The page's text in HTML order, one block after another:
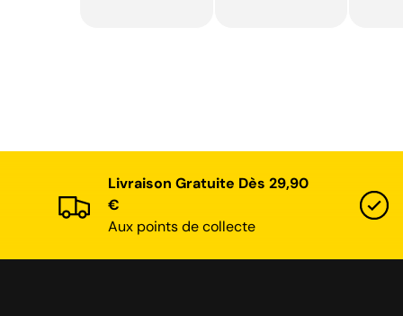
Livraison Gratuite Dès 29,90
€
Aux points de collecte